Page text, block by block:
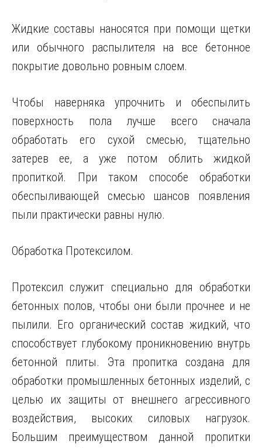
Жидкие составы наносятся при помощи щетки
или обычного распылителя на все бетонное
покрытие довольно ровным слоем.
Чтобы наверняка упрочнить и обеспылить
поверхность пола лучше всего сначала
обработать его сухой смесью, тщательно
затерев ее, а уже потом облить жидкой
пропиткой. При таком способе обработки
обеспыливающей смесью шансов появления
пыли практически равны нулю.
Обработка Протексилом.
Протексил служит специально для обработки
бетонных полов, чтобы они были прочнее и не
пылили. Его органический состав жидкий, что
способствует глубокому проникновению внутрь
бетонной плиты. Эта пропитка создана для
обработки промышленных бетонных изделий, с
целью их защиты от внешнего агрессивного
воздействия, высоких силовых нагрузок.
Большим преимуществом данной пропитки